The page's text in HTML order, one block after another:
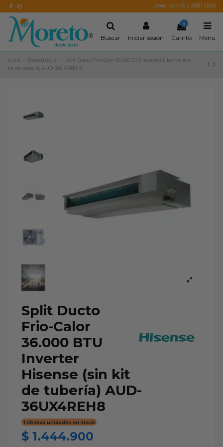
Llamenos +56 2 2881 3845
Buscar Iniciar sesión
0
Carrito Menu
Inicio Climatización
Split Ducto Frio-Calor 36.000 BTU Inverter Hisense (sin
kit de tubería) AUD-36UX4REH8
Split Ducto
Frio-Calor
36.000 BTU
Inverter
Hisense (sin kit
de tubería) AUD-
36UX4REH8
Últimas unidades en stock
$ 1.444.900